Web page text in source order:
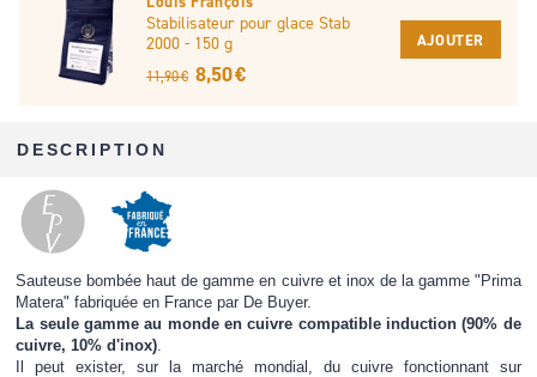
Stabilisateur pour glace Stab
2000 - 150 g
11,90 € 8,50 €
AJOUTER
DESCRIPTION
Sauteuse bombée haut de gamme en cuivre et inox de la gamme "Prima
Matera" fabriquée en France par De Buyer.
La seule gamme au monde en cuivre compatible induction (90% de
cuivre, 10% d'inox)
Il peut exister, sur la marché mondial, du cuivre fonctionnant sur